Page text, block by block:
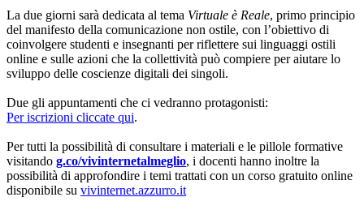
La due giorni sarà dedicata al tema Virtuale è Reale, primo principio
del manifesto della comunicazione non ostile, con l’obiettivo di
coinvolgere studenti e insegnanti per riflettere sui linguaggi ostili
online e sulle azioni che la collettività può compiere per aiutare lo
sviluppo delle coscienze digitali dei singoli.
Due gli appuntamenti che ci vedranno protagonisti:
Per iscrizioni cliccate qui.
Per tutti la possibilità di consultare i materiali e le pillole formative
visitando g.co/vivinternetalmeglio, i docenti hanno inoltre la
possibilità di approfondire i temi trattati con un corso gratuito online
disponibile su vivinternet.azzurro.it